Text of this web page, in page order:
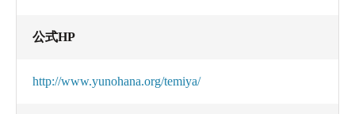
公式HP
http://www.yunohana.org/temiya/